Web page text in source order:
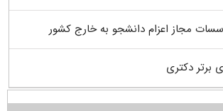
مجاز اعزام دانشجو به خارج کشور
برتر دکتری